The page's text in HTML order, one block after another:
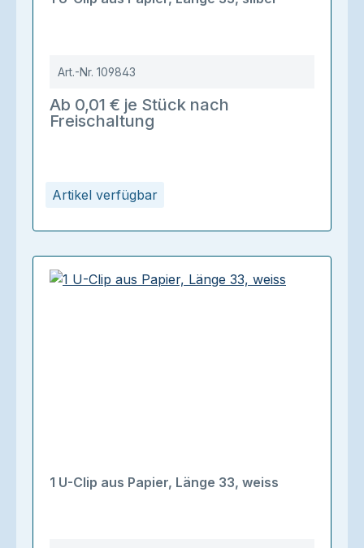
Artikel verfügbar
Art.-Nr. 109843
Ab 0,01 € je Stück nach
Freischaltung
1 U-Clip aus Papier, Länge 33, weiss